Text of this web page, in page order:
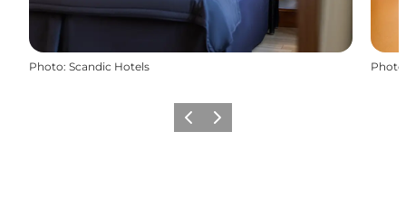
Photo: Scandic Hotels Photo
PrécédentSuivant